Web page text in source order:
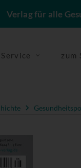
Verlag für alle
Service zum